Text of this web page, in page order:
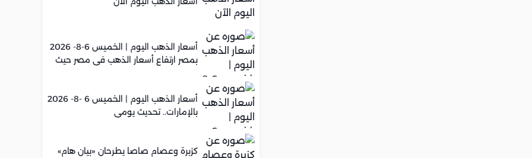
أسعار الذهب اليوم | الخميس 6-8- 2026
بمصر ارتفاع أسعار الذهب في مصر حيث
أسعار الذهب اليوم | الخميس 6 -8- 2026
بالإمارات.. تحديث يومي
كزبرة وعصام صاصا يطرحان «بيان هام»